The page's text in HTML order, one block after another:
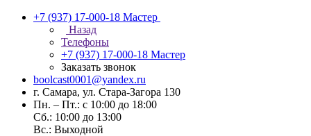
+7 (937) 17-000-18 Мастер
Назад
Телефоны
+7 (937) 17-000-18 Мастер
Заказать звонок
boolcast0001@yandex.ru
г. Самара, ул. Стара-Загора 130
Пн. – Пт.: с 10:00 до 18:00
Сб.: 10:00 до 13:00
Вс.: Выходной